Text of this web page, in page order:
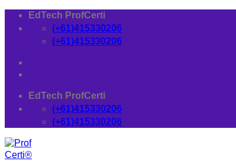
Skip
EdTech ProfCerti
(+61)415330206
(+61)415330206
EdTech ProfCerti
(+61)415330206
(+61)415330206